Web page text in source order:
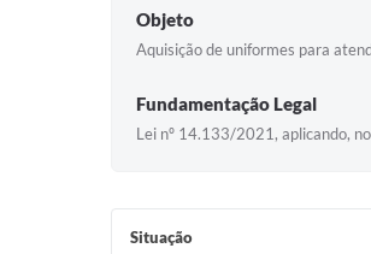
Objeto
Aquisição de uniformes para
Fundamentação Legal
Lei nº 14.133/2021, aplicando,
Situação